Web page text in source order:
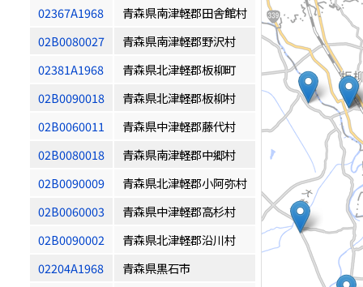
02367A1968
青森県南津軽郡田舎館村
02B0080027
青森県南津軽郡野沢村
02381A1968
青森県北津軽郡板柳町
02B0090018
青森県北津軽郡板柳村
02B0060011
青森県中津軽郡藤代村
02B0080018
青森県南津軽郡中郷村
02B0090009
青森県北津軽郡小阿弥村
02B0060003
青森県中津軽郡高杉村
02B0090002
青森県北津軽郡沿川村
02204A1968
青森県黒石市